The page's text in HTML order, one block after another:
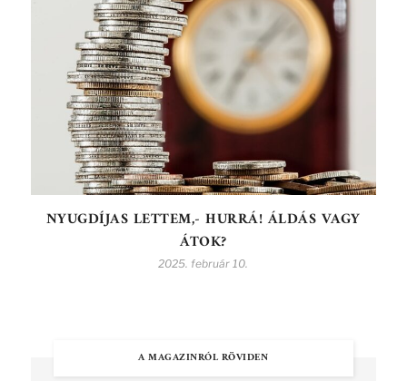
NYUGDÍJAS LETTEM,- HURRÁ! ÁLDÁS VAGY
ÁTOK?
2025. február 10.
A MAGAZINRÓL RÖVIDEN